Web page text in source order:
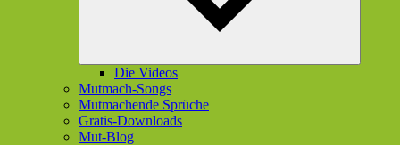
Die Videos
Mutmach-Songs
Mutmachende Sprüche
Gratis-Downloads
Mut-Blog